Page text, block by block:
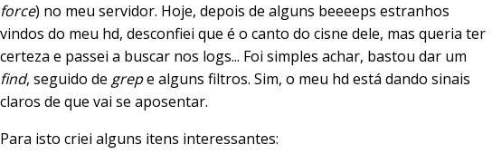
force) no meu servidor. Hoje, depois de alguns beeeeps estranhos
vindos do meu hd, desconfiei que é o canto do cisne dele, mas queria ter
certeza e passei a buscar nos logs... Foi simples achar, bastou dar um
find, seguido de grepe alguns filtros. Sim, o meu hd está dando sinais
claros de que vai se aposentar.
Para isto criei alguns itens interessantes: